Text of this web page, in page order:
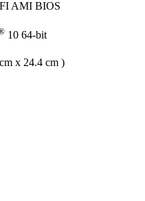
AMI BIOS
10 64-bit
x 24.4 cm )